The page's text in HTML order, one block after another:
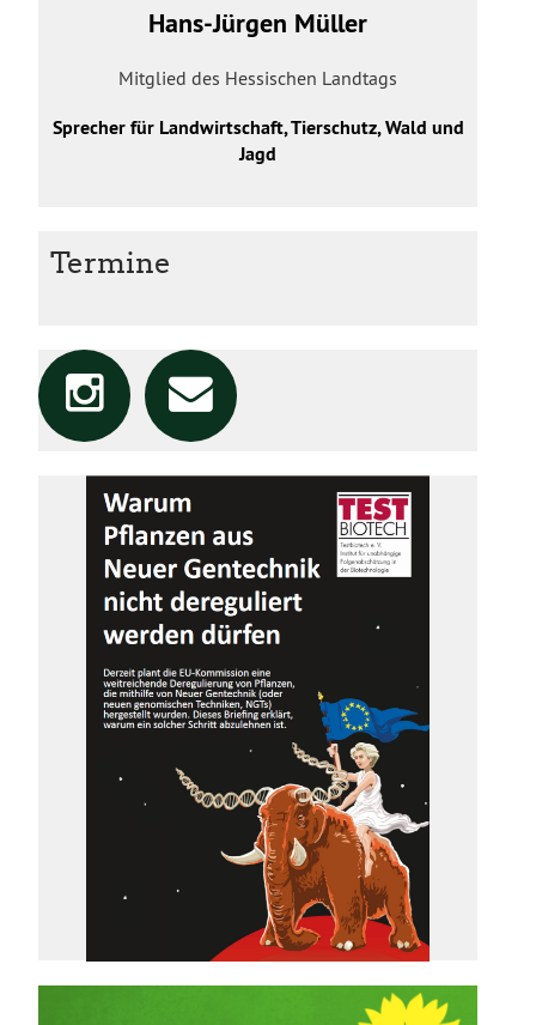
Hans-Jürgen Müller
Mitglied des Hessischen Landtags
Sprecher für Landwirtschaft, Tierschutz, Wald und
Jagd
Termine